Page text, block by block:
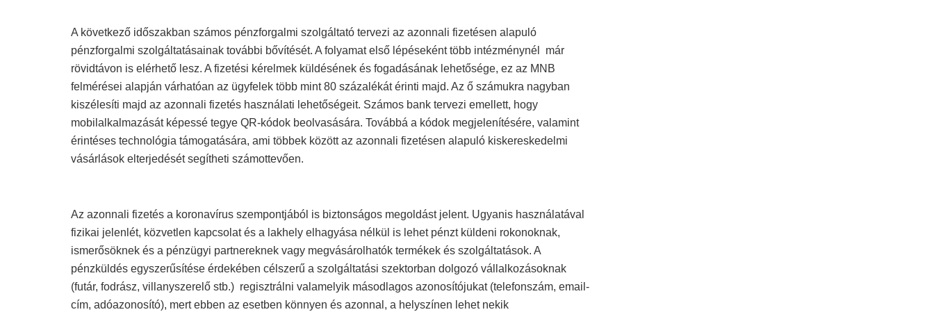
A következő időszakban számos pénzforgalmi szolgáltató tervezi az azonnali fizetésen alapuló
pénzforgalmi szolgáltatásainak további bővítését. A folyamat első lépéseként több intézménynél már
rövidtávon is elérhető lesz. A fizetési kérelmek küldésének és fogadásának lehetősége, ez az MNB
felmérései alapján várhatóan az ügyfelek több mint 80 százalékát érinti majd. Az ő számukra nagyban
kiszélesíti majd az azonnali fizetés használati lehetőségeit. Számos bank tervezi emellett, hogy
mobilalkalmazását képessé tegye QR-kódok beolvasására. Továbbá a kódok megjelenítésére, valamint
érintéses technológia támogatására, ami többek között az azonnali fizetésen alapuló kiskereskedelmi
vásárlások elterjedését segítheti számottevően.
Az azonnali fizetés a koronavírus szempontjából is biztonságos megoldást jelent. Ugyanis használatával
fizikai jelenlét, közvetlen kapcsolat és a lakhely elhagyása nélkül is lehet pénzt küldeni rokonoknak,
ismerősöknek és a pénzügyi partnereknek vagy megvásárolhatók termékek és szolgáltatások. A
pénzküldés egyszerűsítése érdekében célszerű a szolgáltatási szektorban dolgozó vállalkozásoknak
(futár, fodrász, villanyszerelő stb.) regisztrálni valamelyik másodlagos azonosítójukat (telefonszám, email-
cím, adóazonosító), mert ebben az esetben könnyen és azonnal, a helyszínen lehet nekik